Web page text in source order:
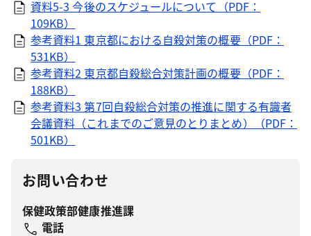
資料5-3 今後のスケジュールについて（PDF：
109KB）
参考資料1 東京都における自殺対策の概要（PDF：
531KB）
参考資料2 東京都自殺総合対策計画の概要（PDF：
188KB）
参考資料3 第7回自殺総合対策の推進に関する有識者
会議資料（これまでのご意見のとりまとめ）（PDF：
501KB）
お問い合わせ
保健政策部健康推進課
電話